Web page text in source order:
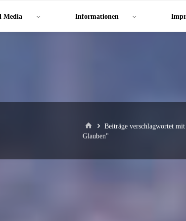
Media Informationen
StartBeiträge verschlagwortet
Glauben"